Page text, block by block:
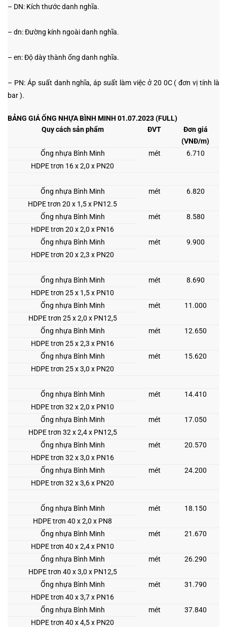
– DN: Kích thước danh nghĩa.
– dn: Đường kính ngoài danh nghĩa.
– en: Độ dày thành ống danh nghĩa.
– PN: Áp suất danh nghĩa, áp suất làm việc ở 20 0C ( đơn vị tính là
bar ).
BẢNG GIÁ ỐNG NHỰA BÌNH MINH 01.07.2023 (FULL)
Quy cách sản phẩm
ĐVT
Đơn giá
(VNĐ/m)
Ống nhựa Bình Minh
mét
6.710
HDPE trơn 16 x 2,0 x PN20
Ống nhựa Bình Minh mét
6.820
HDPE trơn 20 x 1,5 x PN12.5
Ống nhựa Bình Minh
mét
8.580
HDPE trơn 20 x 2,0 x PN16
Ống nhựa Bình Minh
mét
9.900
HDPE trơn 20 x 2,3 x PN20
Ống nhựa Bình Minh mét
8.690
HDPE trơn 25 x 1,5 x PN10
Ống nhựa Bình Minh
mét
11.000
HDPE trơn 25 x 2,0 x PN12,5
Ống nhựa Bình Minh
mét
12.650
HDPE trơn 25 x 2,3 x PN16
Ống nhựa Bình Minh
mét
15.620
HDPE trơn 25 x 3,0 x PN20
Ống nhựa Bình Minh mét
14.410
HDPE trơn 32 x 2,0 x PN10
Ống nhựa Bình Minh
mét
17.050
HDPE trơn 32 x 2,4 x PN12,5
Ống nhựa Bình Minh
mét
20.570
HDPE trơn 32 x 3,0 x PN16
Ống nhựa Bình Minh
mét
24.200
HDPE trơn 32 x 3,6 x PN20
Ống nhựa Bình Minh mét
18.150
HDPE trơn 40 x 2,0 x PN8
Ống nhựa Bình Minh
mét
21.670
HDPE trơn 40 x 2,4 x PN10
Ống nhựa Bình Minh
mét
26.290
HDPE trơn 40 x 3,0 x PN12,5
Ống nhựa Bình Minh
mét
31.790
HDPE trơn 40 x 3,7 x PN16
Ống nhựa Bình Minh
mét
37.840
HDPE trơn 40 x 4,5 x PN20